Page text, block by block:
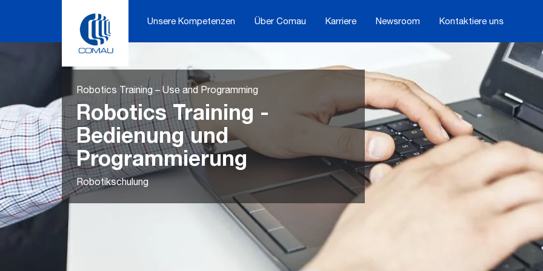
Unsere Kompetenzen Über Comau Karriere Newsroom Kontaktiere uns
Robotics Training – Use and Programming
Robotics Training -
Bedienung und
Programmierung
Robotikschulung